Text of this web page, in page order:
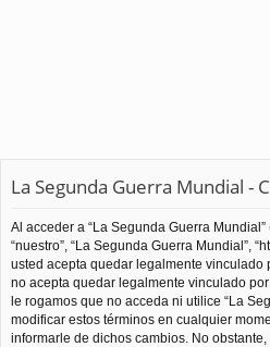
La Segunda Guerra Mundial -
Al acceder a “La Segunda Guerra Mundial”
“nuestro”, “La Segunda Guerra Mundial”,
usted acepta quedar legalmente vinculado
no acepta quedar legalmente vinculado
le rogamos que no acceda ni utilice “La
modificar estos términos en cualquier
informarle de dichos cambios. No